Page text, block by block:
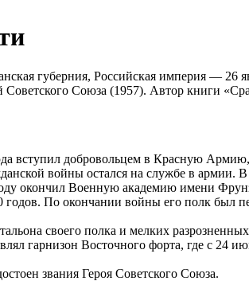
губерния, Российская империя —
Союза (1957). Автор книги
вступил добровольцем в Красную
войны остался на службе в армии.
окончил Военную академию имени
По окончании войны его полк был
своего полка и мелких
гарнизон Восточного форта, где с 24
звания Героя Советского Союза.